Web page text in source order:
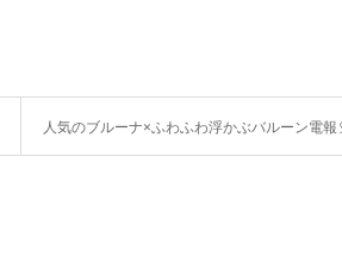
人気のブルーナ×ふわふわ浮かぶバルーン電報